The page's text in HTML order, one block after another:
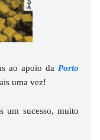
ao apoio da Porto
uma vez!
um sucesso, muito